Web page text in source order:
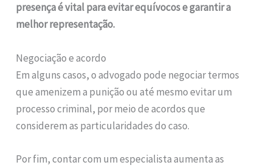
presença é vital para evitar equívocos e garantir a
melhor representação.
Negociação e acordo
Em alguns casos, o advogado pode negociar termos
que amenizem a punição ou até mesmo evitar um
processo criminal, por meio de acordos que
considerem as particularidades do caso.
Por fim, contar com um especialista aumenta as